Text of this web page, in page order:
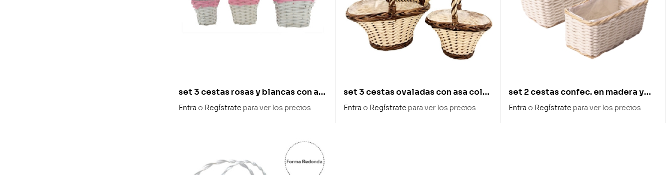
set 3 cestas rosas y blancas con asa
madera
Entra o Regístrate para ver los precios
set 3 cestas ovaladas con asa color
natural con bordes oscuros
Entra o Regístrate para ver los precios
set 2 cestas confec. en madera y
algodón color crema
Entra o Regístrate para ver los precios